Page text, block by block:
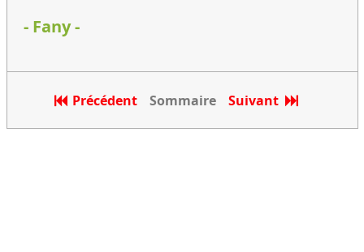
- Fany -
Précédent Sommaire Suivant